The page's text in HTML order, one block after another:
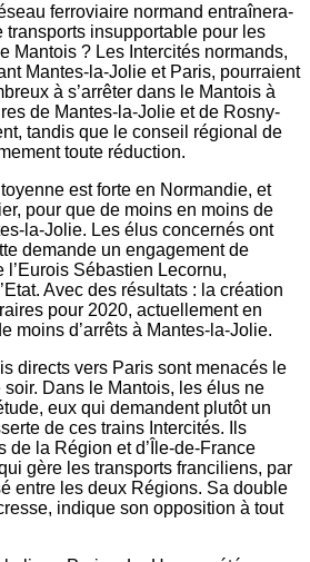
ferroviaire normand entraînera-
transports insupportable pour les
Mantois ? Les Intercités normands,
Mantes-la-Jolie et Paris, pourraient
à s’arrêter dans le Mantois à
de Mantes-la-Jolie et de Rosny-
tandis que le conseil régional de
toute réduction.
est forte en Normandie, et
pour que de moins en moins de
la-Jolie. Les élus concernés ont
demande un engagement de
l’Eurois Sébastien Lecornu,
Avec des résultats : la création
pour 2020, actuellement en
moins d’arrêts à Mantes-la-Jolie.
directs vers Paris sont menacés le
Dans le Mantois, les élus ne
eux qui demandent plutôt un
de ces trains Intercités. Ils
de la Région et d’Île-de-France
gère les transports franciliens, par
entre les deux Régions. Sa double
indique son opposition à tout